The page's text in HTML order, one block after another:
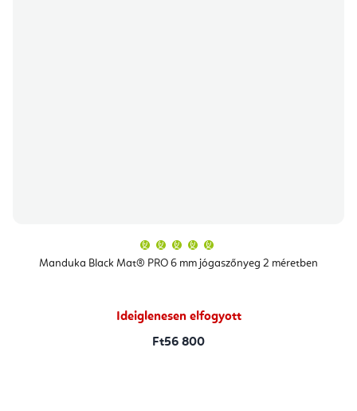
Manduka Black Mat® PRO 6 mm jógaszőnyeg 2 méretben
átlagos
értékelése
Ideiglenesen elfogyott
Ft56 800